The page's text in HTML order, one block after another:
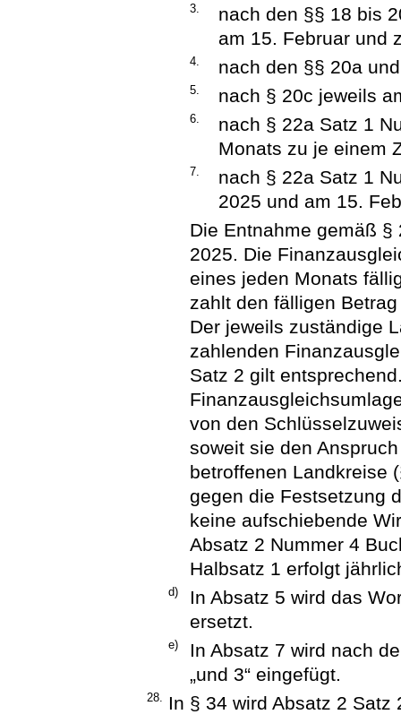
3.
nach den §§ 18 bis
am 15. Februar und
4. nach den §§ 20a
5. nach § 20c jeweils
6.
nach § 22a Satz 1
Monats zu je einem
7.
nach § 22a Satz 1
2025 und am 15.
Die Entnahme gemäß
2025. Die
eines jeden Monats
zahlt den fälligen
Der jeweils zuständige
zahlenden
Satz 2 gilt
von den
soweit sie den
betroffenen Landkreise
gegen die Festsetzung
keine aufschiebende
Absatz 2 Nummer 4
Halbsatz 1 erfolgt
d)
In Absatz 5 wird das
ersetzt.
e)
In Absatz 7 wird nach
„und 3“ eingefügt.
28.
In § 34 wird Absatz 2